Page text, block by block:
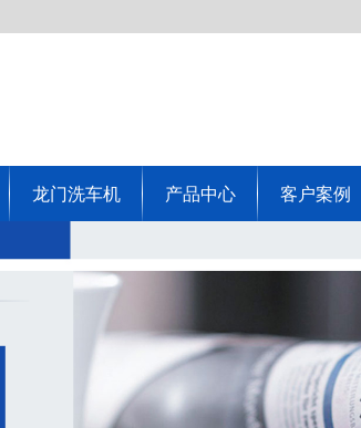
龙门洗车机 产品中心 客户案例